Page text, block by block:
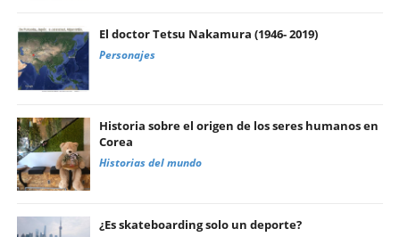
El doctor Tetsu Nakamura (1946- 2019)
Personajes
Historia sobre el origen de los seres humanos en
Corea
Historias del mundo
¿Es skateboarding solo un deporte?